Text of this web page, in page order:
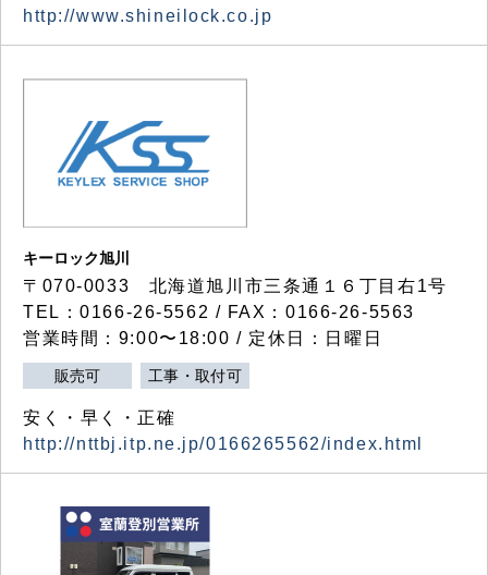
http://www.shineilock.co.jp
キーロック旭川
〒070-0033 北海道旭川市三条通１６丁目右1号
TEL：0166-26-5562 / FAX：0166-26-5563
営業時間：9:00〜18:00 / 定休日：日曜日
販売可 工事・取付可
安く・早く・正確
http://nttbj.itp.ne.jp/0166265562/index.html